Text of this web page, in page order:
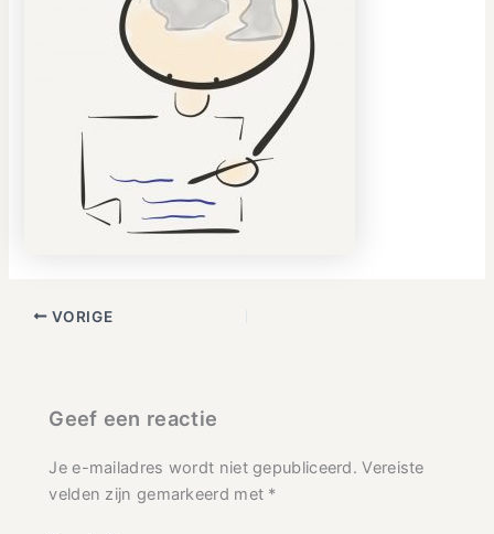
VORIGE
Geef een reactie
Je e-mailadres wordt niet gepubliceerd. Vereiste
velden zijn gemarkeerd met *